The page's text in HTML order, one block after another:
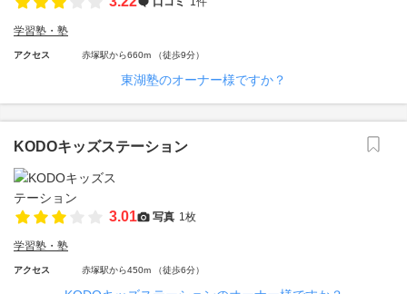
学習塾・塾
アクセス 赤塚駅から660m （徒歩9分）
東湖塾のオーナー様ですか？
KODOキッズステーション
3.01 写真 1枚
学習塾・塾
アクセス 赤塚駅から450m （徒歩6分）